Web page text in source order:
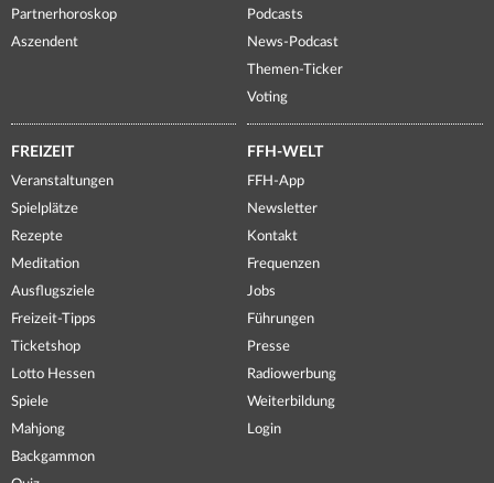
Partnerhoroskop
Aszendent
Podcasts
News-Podcast
Themen-Ticker
Voting
FREIZEIT
Veranstaltungen
Spielplätze
Rezepte
Meditation
Ausflugsziele
Freizeit-Tipps
Ticketshop
Lotto Hessen
Spiele
Mahjong
Backgammon
FFH-WELT
FFH-App
Newsletter
Kontakt
Frequenzen
Jobs
Führungen
Presse
Radiowerbung
Weiterbildung
Login